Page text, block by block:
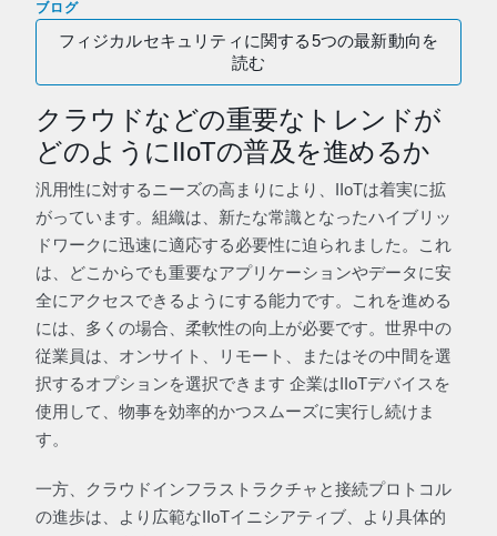
ブログ
フィジカルセキュリティに関する5つの最新動向を
読む
クラウドなどの重要なトレンドが
どのようにIIoTの普及を進めるか
汎用性に対するニーズの高まりにより、IIoTは着実に拡
がっています。組織は、新たな常識となったハイブリッ
ドワークに迅速に適応する必要性に迫られました。これ
は、どこからでも重要なアプリケーションやデータに安
全にアクセスできるようにする能力です。これを進める
には、多くの場合、柔軟性の向上が必要です。世界中の
従業員は、オンサイト、リモート、またはその中間を選
択するオプションを選択できます 企業はIIoTデバイスを
使用して、物事を効率的かつスムーズに実行し続けま
す。
一方、クラウドインフラストラクチャと接続プロトコル
の進歩は、より広範なIIoTイニシアティブ、より具体的